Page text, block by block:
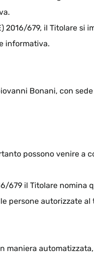
2016/679, il Titolare
informativa.
Bonani, con sede
possono venire a
679 il Titolare
persone autorizzate
maniera